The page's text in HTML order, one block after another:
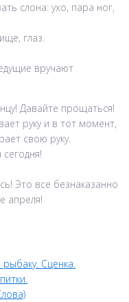
слона: ухо, пара ног,
глаз.
вручают
Давайте прощаться!
руку и в тот момент,
свою руку.
Это все безнаказанно
апреля!
Сценка.